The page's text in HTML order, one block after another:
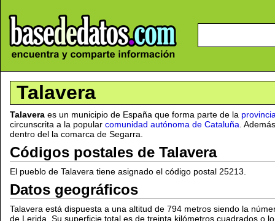
Talavera
Talavera es un municipio de España que forma parte de la
circunscrita a la popular comunidad autónoma de Cataluña .
dentro del la comarca de Segarra.
Códigos postales de Talavera
El pueblo de Talavera tiene asignado el código postal 25213.
Datos geográficos
Talavera está dispuesta a una altitud de 794 metros siendo la
de Lerida. Su superficie total es de treinta kilómetros cuadrados o